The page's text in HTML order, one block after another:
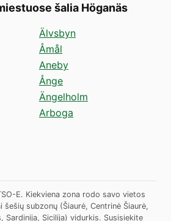
šalia Höganäs
Älvsbyn
Åmål
Aneby
Ånge
Ängelholm
Arboga
E. Kiekviena zona rodo savo vietos
šešių subzonų (Šiaurė, Centrinė Šiaurė,
Sardinija, Sicilija) vidurkis. Susisiekite